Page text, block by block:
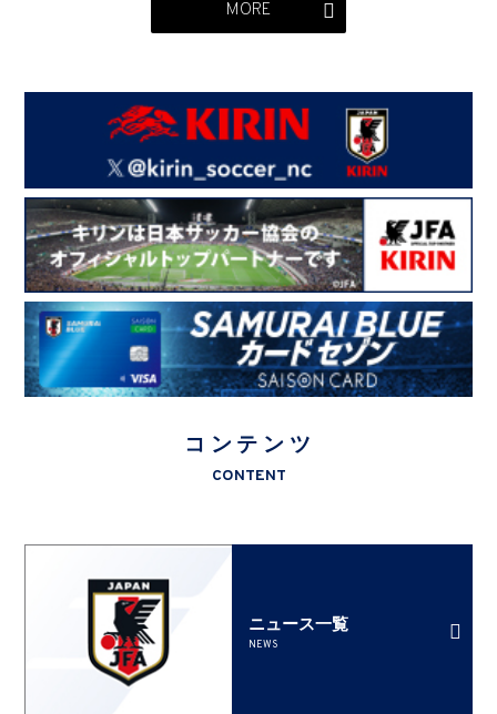
MORE
コンテンツ
CONTENT
ニュース一覧
NEWS